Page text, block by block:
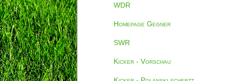
WDR
Homepage Gegner
SWR
Kicker - Vorschau